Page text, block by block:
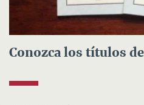
Conozca los títulos